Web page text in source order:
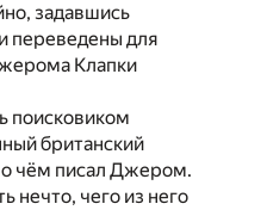
задавшись
переведены для
Клапки
поисковиком
британский
о чём писал Джером.
нечто, чего из него